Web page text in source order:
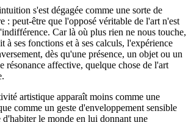
s'est dégagée comme une sorte de
: peut-être que l'opposé véritable de l'art n'est
Car là où plus rien ne nous touche,
à ses fonctions et à ses calculs, l'expérience
dès qu'une présence, un objet ou un
résonance affective, quelque chose de l'art
artistique apparaît moins comme une
comme un geste d'enveloppement sensible
d'habiter le monde en lui donnant une